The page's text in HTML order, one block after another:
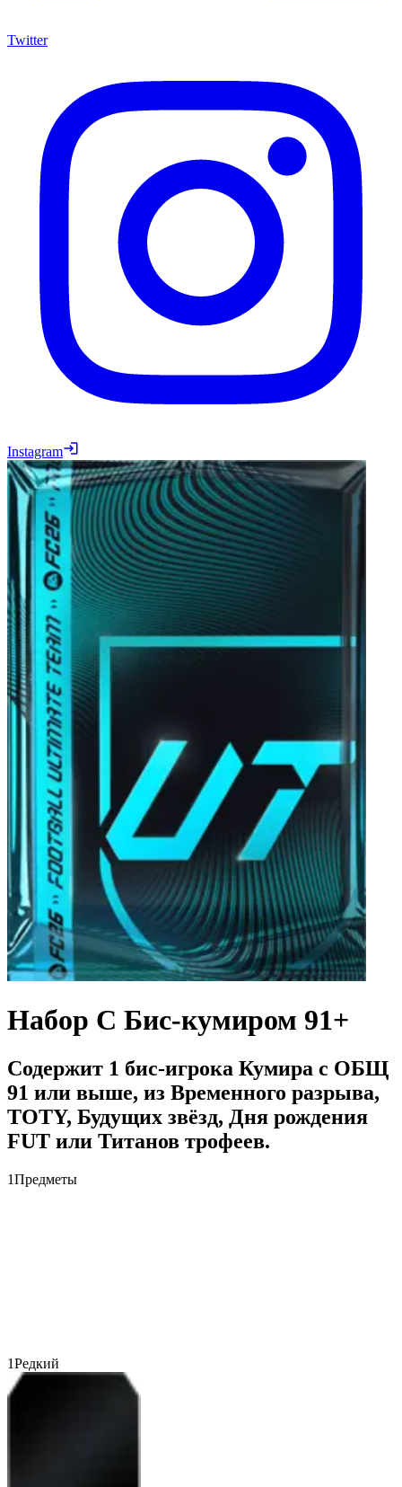
Twitter
Instagram
Набор С Бис-кумиром 91+
Содержит 1 бис-игрока Кумира с ОБЩ
91 или выше, из Временного разрыва,
TOTY, Будущих звёзд, Дня рождения
FUT или Титанов трофеев.
1Предметы
1Редкий